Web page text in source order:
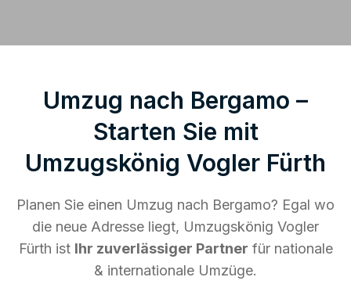
Umzug nach Bergamo –
Starten Sie mit
Umzugskönig Vogler Fürth
Planen Sie einen Umzug nach Bergamo? Egal wo
die neue Adresse liegt, Umzugskönig Vogler
Fürth ist Ihr zuverlässiger Partner für nationale
& internationale Umzüge.